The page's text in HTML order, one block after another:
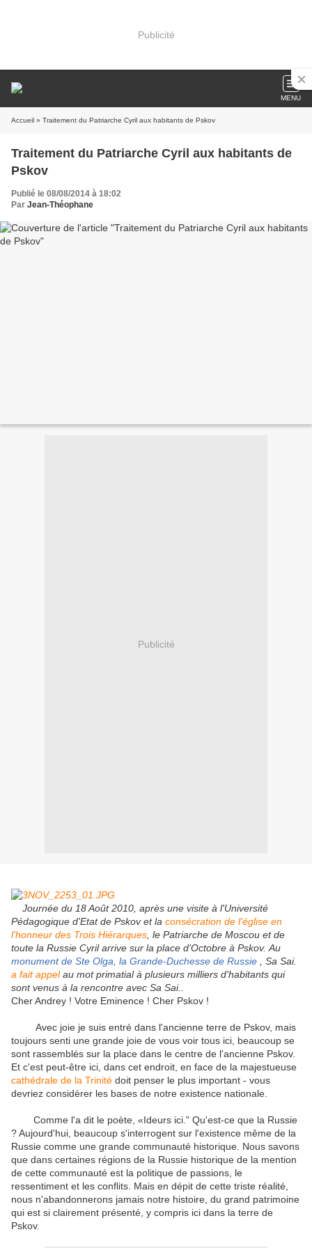
Publicité
MENU
Accueil » Traitement du Patriarche Cyril aux habitants de Pskov
Traitement du Patriarche Cyril aux habitants de
Pskov
Publié le 08/08/2014 à 18:02
Par Jean-Théophane
Publicité
Journée du 18 Août 2010, après une visite à l'Université
Pédagogique d'Etat de Pskov et la consécration de l'église en
l'honneur des Trois Hiérarques , le Patriarche de Moscou et de
toute la Russie Cyril arrive sur la place d'Octobre à Pskov. Au
monument de Ste Olga, la Grande-Duchesse de Russie , Sa Sai.
a fait appelau mot primatial à plusieurs milliers d'habitants qui
sont venus à la rencontre avec Sa Sai..
Cher Andrey ! Votre Eminence ! Cher Pskov !
Avec joie je suis entré dans l'ancienne terre de Pskov, mais
toujours senti une grande joie de vous voir tous ici, beaucoup se
sont rassemblés sur la place dans le centre de l'ancienne Pskov.
Et c'est peut-être ici, dans cet endroit, en face de la majestueuse
cathédrale de la Trinité doit penser le plus important - vous
devriez considérer les bases de notre existence nationale.
Comme l'a dit le poète, «Ideurs ici." Qu'est-ce que la Russie
?Aujourd'hui, beaucoup s'interrogent sur l'existence même de la
Russie comme une grande communauté historique. Nous savons
que dans certaines régions de la Russie historique de la mention
de cette communauté est la politique de passions, le
ressentiment et les conflits. Mais en dépit de cette triste réalité,
nous n'abandonnerons jamais notre histoire, du grand patrimoine
qui est si clairement présenté, y compris ici dans la terre de
Pskov.